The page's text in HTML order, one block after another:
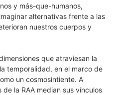
y más-que-humanos,
alternativas frente a las
nuestros cuerpos y
que atraviesan la
temporalidad, en el marco de
un cosmosintiente. A
la RAA median sus vínculos